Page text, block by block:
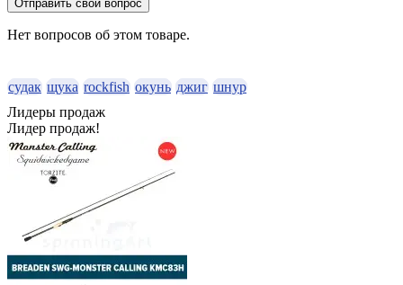
Отправить свой вопрос
Нет вопросов об этом товаре.
судак щука rockfish окунь джиг шнур
Лидеры продаж
Лидер продаж!